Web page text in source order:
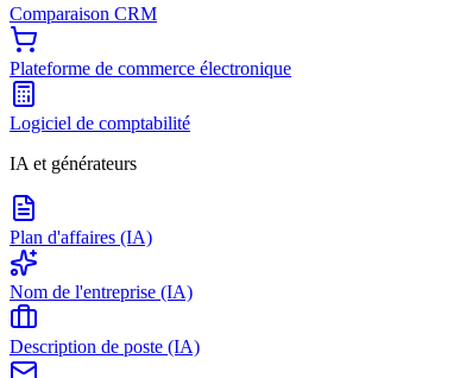
Comparaison CRM
Plateforme de commerce électronique
Logiciel de comptabilité
IA et générateurs
Plan d'affaires (IA)
Nom de l'entreprise (IA)
Description de poste (IA)